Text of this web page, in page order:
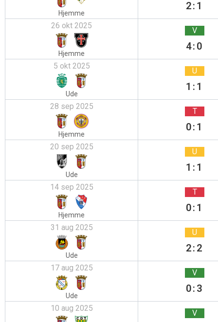
Hjemme
2:1
26 okt 2025
Hjemme
V
4:0
5 okt 2025
Ude
U
1:1
28 sep 2025
Hjemme
T
0:1
20 sep 2025
Ude
U
1:1
14 sep 2025
Hjemme
T
0:1
31 aug 2025
Ude
U
2:2
17 aug 2025
Ude
V
0:3
10 aug 2025 V